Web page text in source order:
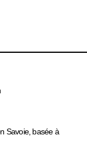
Savoie, basée à